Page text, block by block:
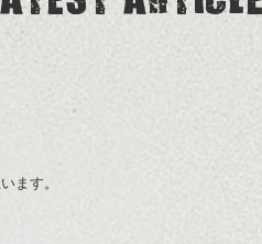
ます。
ようなイメージのショートカット